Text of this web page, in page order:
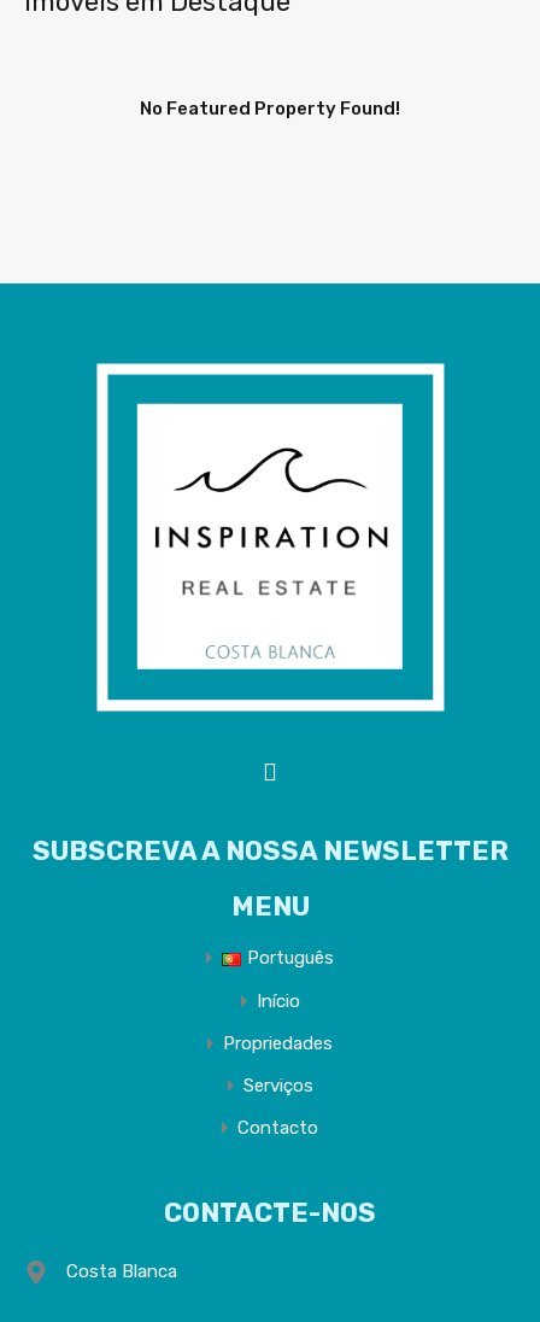
No Featured Property Found!
SUBSCREVA A NOSSA NEWSLETTER
MENU
Português
Início
Propriedades
Serviços
Contacto
CONTACTE-NOS
Costa Blanca